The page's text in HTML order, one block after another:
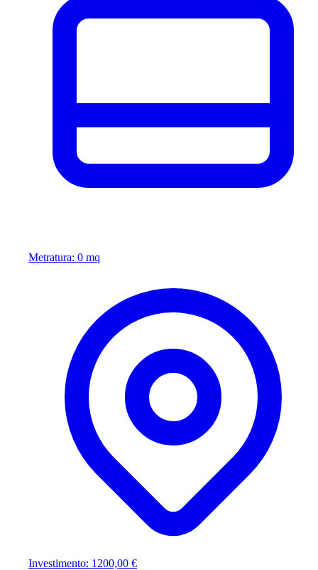
Metratura: 0 mq
Investimento: 1200,00 €